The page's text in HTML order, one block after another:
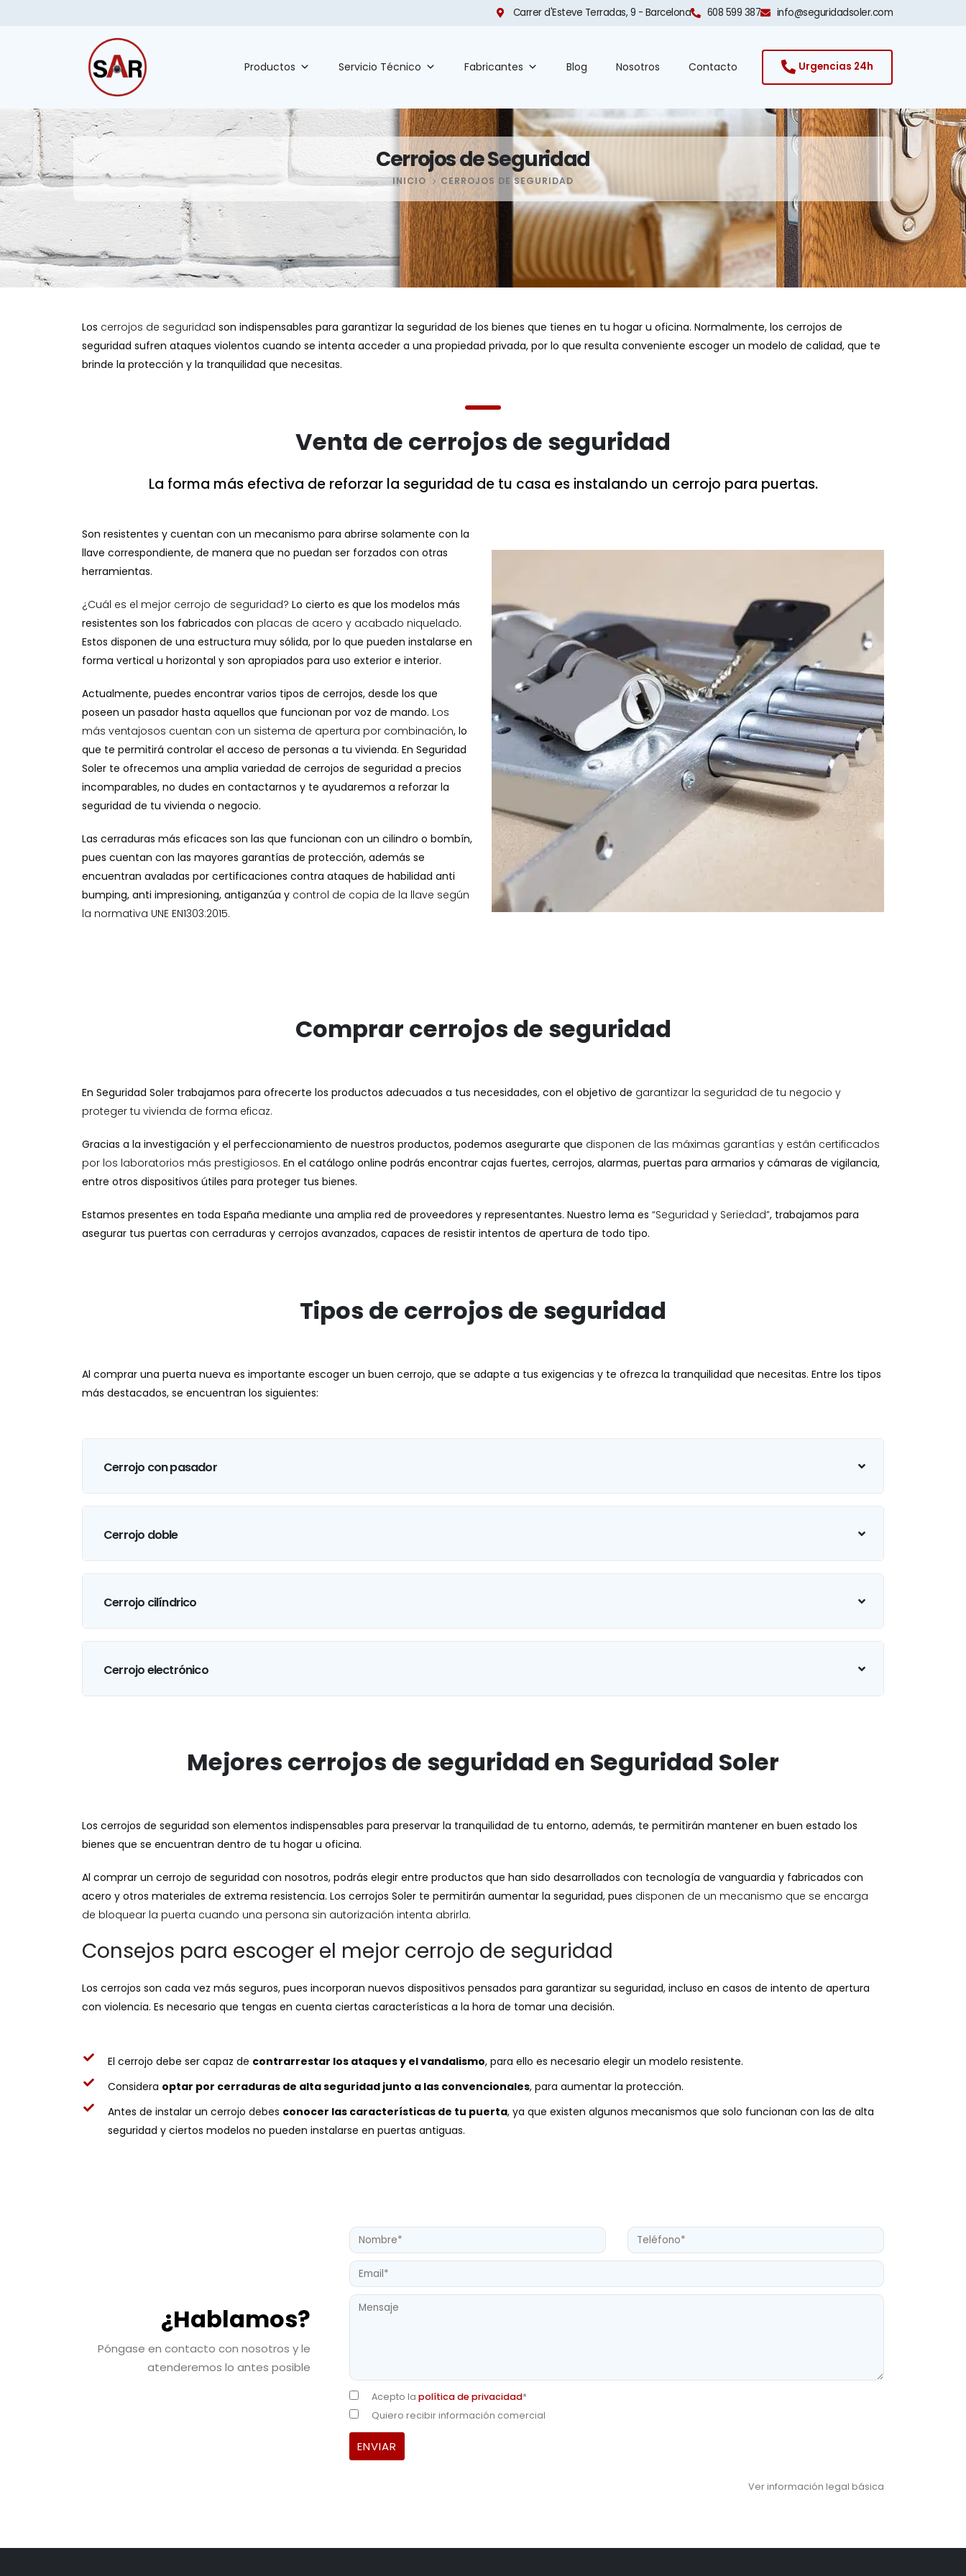
Carrer d'Esteve Terradas, 9 - Barcelona​ 608 599 387 info@seguridadsoler.com
Productos Servicio Técnico Fabricantes Blog Nosotros Contacto Urgencias 24h
Cerrojos de Seguridad
INICIO CERROJOS DE SEGURIDAD
Los cerrojos de seguridad son indispensables para garantizar la seguridad de los bienes que tienes en tu hogar u oficina. Normalmente, los cerrojos de
seguridad sufren ataques violentos cuando se intenta acceder a una propiedad privada, por lo que resulta conveniente escoger un modelo de calidad, que te
brinde la protección y la tranquilidad que necesitas.
Venta de cerrojos de seguridad
La forma más efectiva de reforzar la seguridad de tu casa es instalando un cerrojo para puertas.
Son resistentes y cuentan con un mecanismo para abrirse solamente con la
llave correspondiente, de manera que no puedan ser forzados con otras
herramientas.
¿Cuál es el mejor cerrojo de seguridad? Lo cierto es que los modelos más
resistentes son los fabricados con placas de acero y acabado niquelado.
Estos disponen de una estructura muy sólida, por lo que pueden instalarse en
forma vertical u horizontal y son apropiados para uso exterior e interior.
Actualmente, puedes encontrar varios tipos de cerrojos, desde los que
poseen un pasador hasta aquellos que funcionan por voz de mando. Los
más ventajosos cuentan con un sistema de apertura por combinación, lo
que te permitirá controlar el acceso de personas a tu vivienda. En Seguridad
Soler te ofrecemos una amplia variedad de cerrojos de seguridad a precios
incomparables, no dudes en contactarnos y te ayudaremos a reforzar la
seguridad de tu vivienda o negocio.
Las cerraduras más eficaces son las que funcionan con un cilindro o bombín,
pues cuentan con las mayores garantías de protección, además se
encuentran avaladas por certificaciones contra ataques de habilidad anti
bumping, anti impresioning, antiganzúa y control de copia de la llave según
la normativa UNE EN1303:2015.
Comprar cerrojos de seguridad
En Seguridad Soler trabajamos para ofrecerte los productos adecuados a tus necesidades, con el objetivo de garantizar la seguridad de tu negocio y
proteger tu vivienda de forma eficaz.
Gracias a la investigación y el perfeccionamiento de nuestros productos, podemos asegurarte que disponen de las máximas garantías y están certificados
por los laboratorios más prestigiosos. En el catálogo online podrás encontrar cajas fuertes, cerrojos, alarmas, puertas para armarios y cámaras de vigilancia,
entre otros dispositivos útiles para proteger tus bienes.
Estamos presentes en toda España mediante una amplia red de proveedores y representantes. Nuestro lema es “Seguridad y Seriedad”, trabajamos para
asegurar tus puertas con cerraduras y cerrojos avanzados, capaces de resistir intentos de apertura de todo tipo.
Tipos de cerrojos de seguridad
Al comprar una puerta nueva es importante escoger un buen cerrojo, que se adapte a tus exigencias y te ofrezca la tranquilidad que necesitas. Entre los tipos
más destacados, se encuentran los siguientes:
Cerrojo con pasador
Cerrojo doble
Cerrojo cilíndrico
Cerrojo electrónico
Mejores cerrojos de seguridad en Seguridad Soler
Los cerrojos de seguridad son elementos indispensables para preservar la tranquilidad de tu entorno, además, te permitirán mantener en buen estado los
bienes que se encuentran dentro de tu hogar u oficina.
Al comprar un cerrojo de seguridad con nosotros, podrás elegir entre productos que han sido desarrollados con tecnología de vanguardia y fabricados con
acero y otros materiales de extrema resistencia. Los cerrojos Soler te permitirán aumentar la seguridad, pues disponen de un mecanismo que se encarga
de bloquear la puerta cuando una persona sin autorización intenta abrirla.
Consejos para escoger el mejor cerrojo de seguridad
Los cerrojos son cada vez más seguros, pues incorporan nuevos dispositivos pensados para garantizar su seguridad, incluso en casos de intento de apertura
con violencia. Es necesario que tengas en cuenta ciertas características a la hora de tomar una decisión.
El cerrojo debe ser capaz de contrarrestar los ataques y el vandalismo, para ello es necesario elegir un modelo resistente.
Considera optar por cerraduras de alta seguridad junto a las convencionales, para aumentar la protección.
Antes de instalar un cerrojo debes conocer las características de tu puerta, ya que existen algunos mecanismos que solo funcionan con las de alta
seguridad y ciertos modelos no pueden instalarse en puertas antiguas.
¿Hablamos?
Póngase en contacto con nosotros y le
atenderemos lo antes posible
Acepto la política de privacidad*
Quiero recibir información comercial
Ver información legal básica